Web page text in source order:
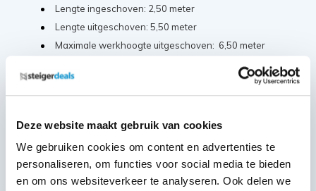
Deze website maakt gebruik van cookies
We gebruiken cookies om content en advertenties te
personaliseren, om functies voor social media te bieden
en om ons websiteverkeer te analyseren. Ook delen we
Lengte ingeschoven: 2,50 meter
Lengte uitgeschoven: 5,50 meter
Maximale werkhoogte uitgeschoven: 6,50 meter
Diepte sport / stavlak: 4 cm